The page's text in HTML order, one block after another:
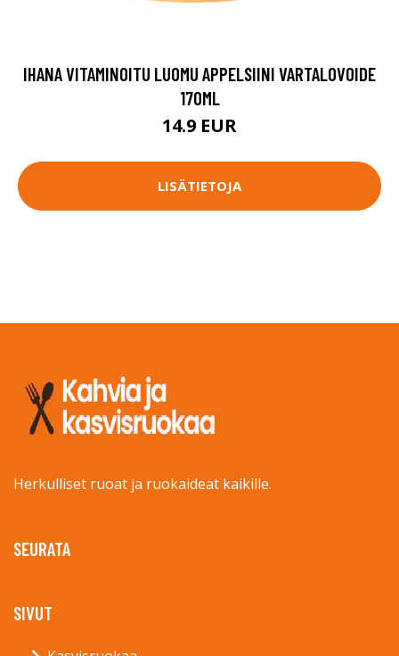
IHANA VITAMINOITU LUOMU APPELSIINI VARTALOVOIDE
170ML
14.9 EUR
LISÄTIETOJA
Herkulliset ruoat ja ruokaideat kaikille.
SEURATA
SIVUT